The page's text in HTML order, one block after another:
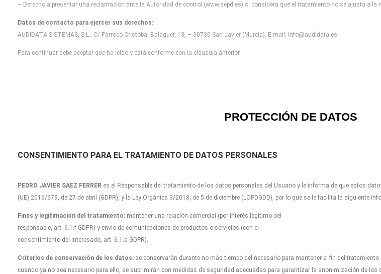
– Derecho a presentar una reclamación ante la Autoridad de control (www.aepd.es) si considera que eltratamiento no se ajusta a la
Datos de contacto para ejercer sus derechos:
AUDIDATA SISTEMAS, S.L.. C/ Párroco Cristóbal Balaguer, 13, – 30730 San Javier (Murcia). E-mail: info@audidata.es
Para continuar debe aceptar que ha leído y está conforme con la cláusula anterior.
PROTECCIÓN DE DATOS
CONSENTIMIENTO PARA EL TRATAMIENTO DE DATOS PERSONALES
PEDRO JAVIER SAEZ FERRER es el Responsable del tratamiento de los datos personales del Usuario y le informa de que estos
(UE) 2016/679, de 27 de abril (GDPR), y la Ley Orgánica 3/2018, de 5 de diciembre (LOPDGDD), por lo que se le facilita la siguiente
Fines y legitimación del tratamiento: mantener una relación comercial (por interés legítimo del
responsable, art. 6.1.f GDPR) y envío de comunicaciones de productos o servicios (con el
consentimiento del interesado, art. 6.1.a GDPR).
Criterios de conservación de los datos: se conservarán durante no más tiempo del necesario para mantener el fin del
cuando ya no sea necesario para ello, se suprimirán con medidas de seguridad adecuadas para garantizar la anonimización de